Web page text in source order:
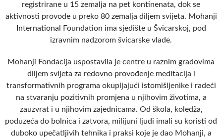
registrirane u 15 zemalja na pet kontinenata, dok se
aktivnosti provode u preko 80 zemalja diljem svijeta. Mohanji
International Foundation ima sjedište u Švicarskoj, pod
izravnim nadzorom švicarske vlade.
Mohanji Fondacija uspostavila je centre u raznim gradovima
diljem svijeta za redovno provođenje meditacija i
transformativnih programa okupljajući istomišljenike i radeći
na stvaranju pozitivnih promjena u njihovim životima, a
zauzvrat i u njihovim zajednicama. Od škola, koledža,
poduzeća do bolnica i zatvora, milijuni ljudi imali su koristi od
duboko upečatljivih tehnika i praksi koje je dao Mohanji, a